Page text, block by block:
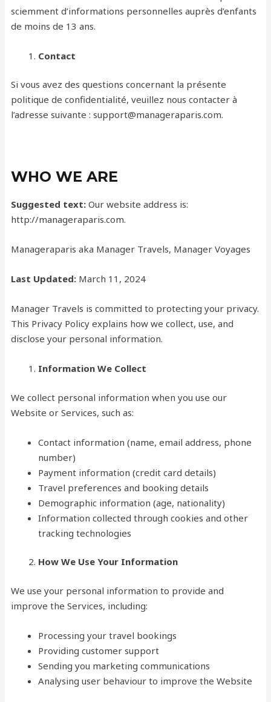
sciemment d’informations personnelles auprès d’enfants
de moins de 13 ans.
Contact
Si vous avez des questions concernant la présente
politique de confidentialité, veuillez nous contacter à
l’adresse suivante : support@manageraparis.com.
WHO WE ARE
Suggested text: Our website address is:
http://manageraparis.com.
Manageraparis aka Manager Travels, Manager Voyages
Last Updated: March 11, 2024
Manager Travels is committed to protecting your privacy.
This Privacy Policy explains how we collect, use, and
disclose your personal information.
Information We Collect
We collect personal information when you use our
Website or Services, such as:
Contact information (name, email address, phone
number)
Payment information (credit card details)
Travel preferences and booking details
Demographic information (age, nationality)
Information collected through cookies and other
tracking technologies
How We Use Your Information
We use your personal information to provide and
improve the Services, including:
Processing your travel bookings
Providing customer support
Sending you marketing communications
Analysing user behaviour to improve the Website